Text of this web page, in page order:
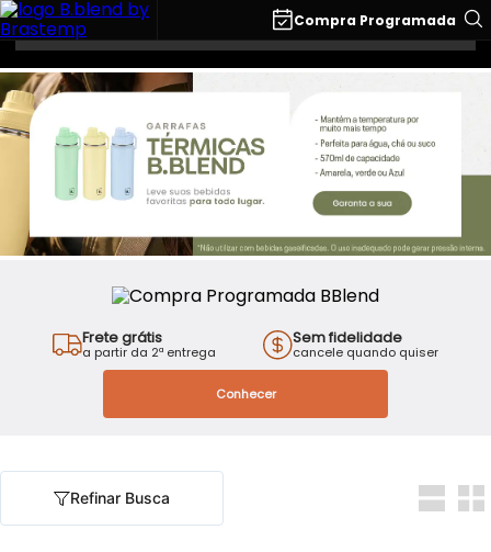
Compra Programada
O que você está buscando?
Acessórios
Frete grátis
a partir da 2ª entrega
Sem fidelidade
cancele quando quiser
Conhecer
Refinar Busca